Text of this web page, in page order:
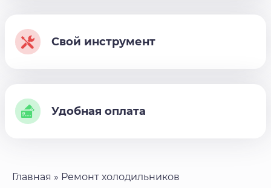
Свой инструмент
Удобная оплата
Главная » Ремонт холодильников